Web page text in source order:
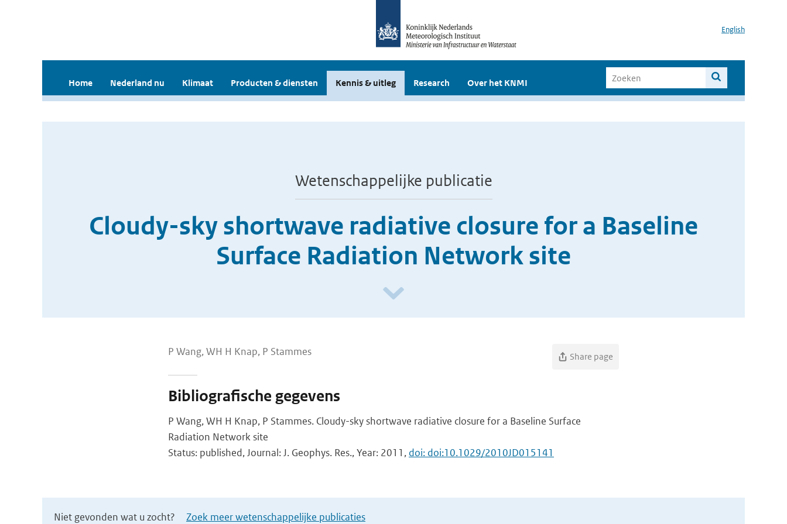
English
Home Nederland nu Klimaat Producten & diensten Kennis & uitleg Research Over het KNMI
Wetenschappelijke publicatie
Cloudy-sky shortwave radiative closure for a Baseline
Surface Radiation Network site
P Wang, WH H Knap, P Stammes Share page
Bibliografische gegevens
P Wang, WH H Knap, P Stammes. Cloudy-sky shortwave radiative closure for a Baseline Surface
Radiation Network site
Status: published, Journal: J. Geophys. Res., Year: 2011, doi: doi:10.1029/2010JD015141
Niet gevonden wat u zocht? Zoek meer wetenschappelijke publicaties